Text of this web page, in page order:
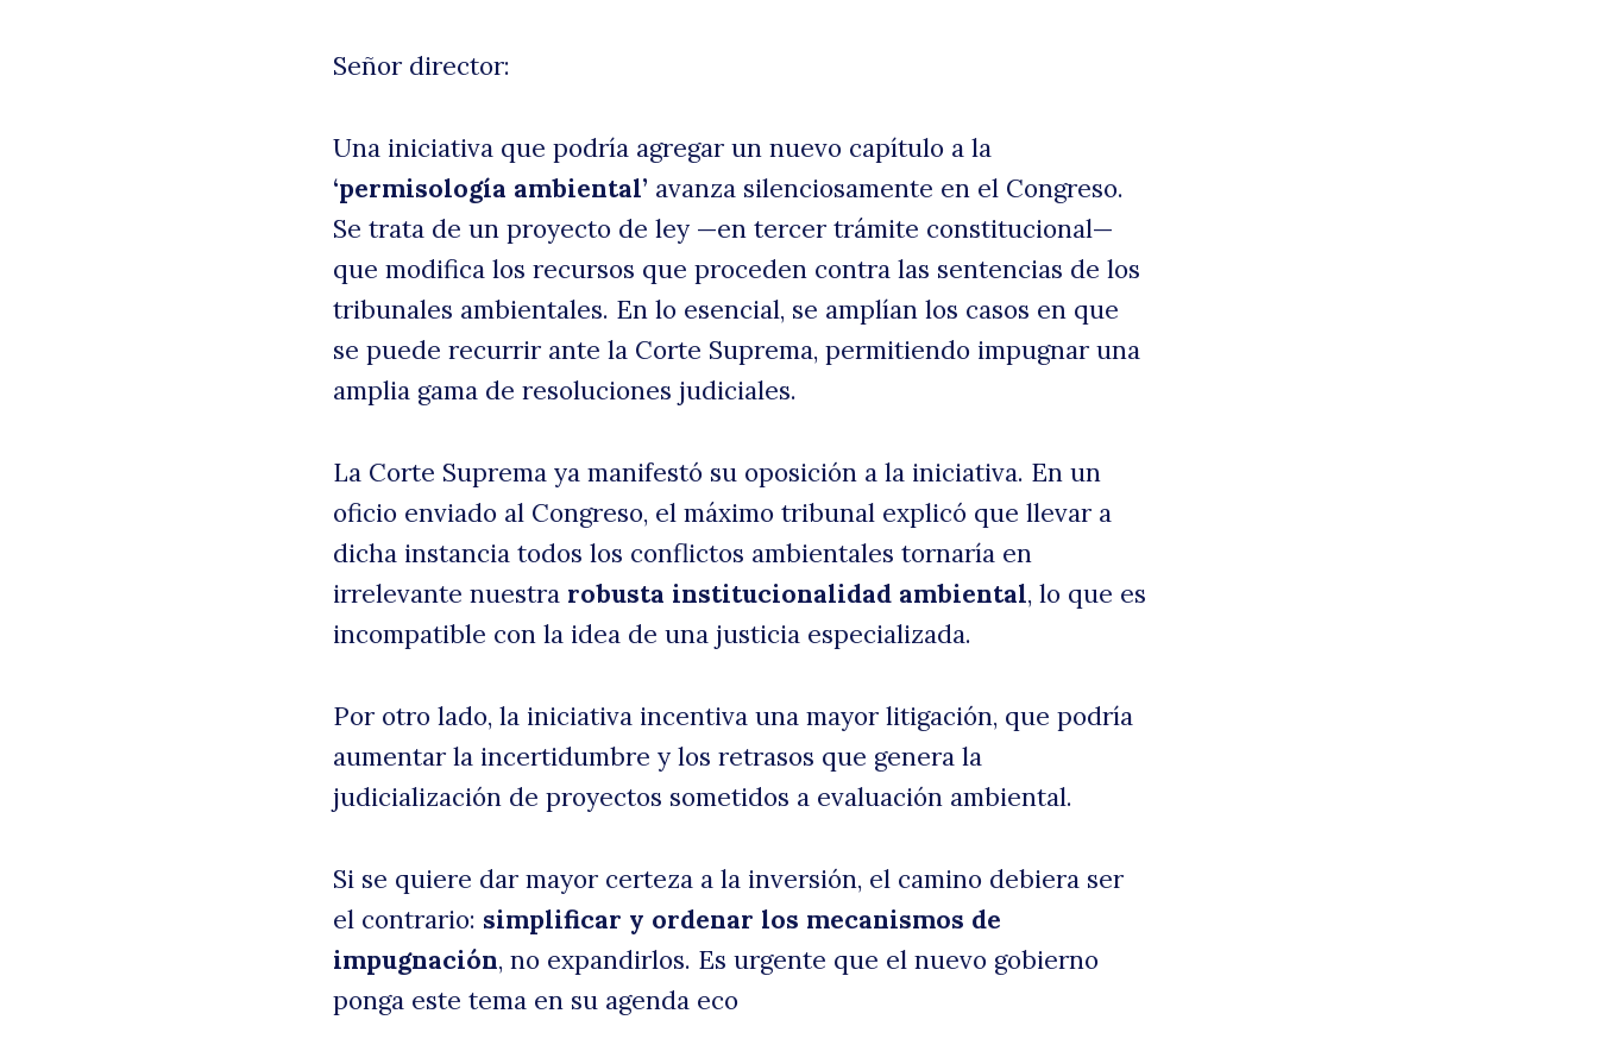
ser
ley
Señor director:
Una iniciativa que podría agregar un nuevo capítulo a la
‘permisología ambiental’ avanza silenciosamente en el Congreso.
Se trata de un proyecto de ley —en tercer trámite constitucional—
que modifica los recursos que proceden contra las sentencias de los
tribunales ambientales. En lo esencial, se amplían los casos en que
se puede recurrir ante la Corte Suprema, permitiendo impugnar una
amplia gama de resoluciones judiciales.
La Corte Suprema ya manifestó su oposición a la iniciativa. En un
oficio enviado al Congreso, el máximo tribunal explicó que llevar a
dicha instancia todos los conflictos ambientales tornaría en
irrelevante nuestra robusta institucionalidad ambiental, lo que es
incompatible con la idea de una justicia especializada.
Por otro lado, la iniciativa incentiva una mayor litigación, que podría
aumentar la incertidumbre y los retrasos que genera la
judicialización de proyectos sometidos a evaluación ambiental.
Si se quiere dar mayor certeza a la inversión, el camino debiera ser
el contrario: simplificar y ordenar los mecanismos de
impugnación, no expandirlos. Es urgente que el nuevo gobierno
ponga este tema en su agenda eco